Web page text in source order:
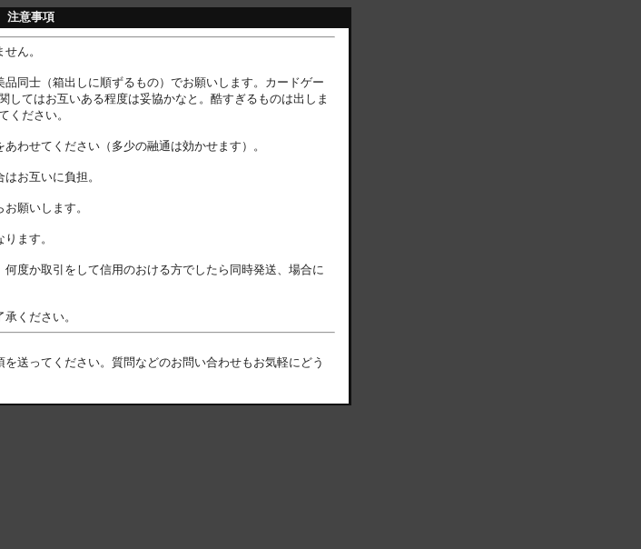
注意事項
ん。
同士（箱出しに順ずるもの）でお願いします。カードゲー
てはお互いある程度は妥協かなと。酷すぎるものは出しま
ください。
わせてください（多少の融通は効かせます）。
お互いに負担。
願いします。
ます。
度か取引をして信用のおける方でしたら同時発送、場合に
ください。
を送ってください。質問などのお問い合わせもお気軽にどう